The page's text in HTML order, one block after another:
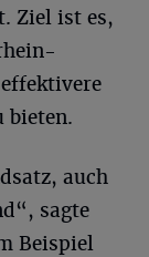
Ziel ist es,
bieten.
auch
sagte
Beispiel